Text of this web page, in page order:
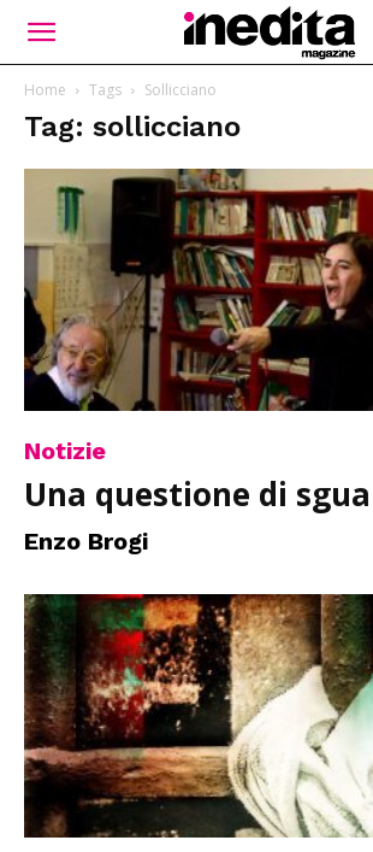
Home Tags Sollicciano
Tag: sollicciano
Notizie
Una questione di
Enzo Brogi